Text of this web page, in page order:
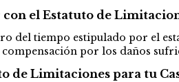
el Estatuto de
del tiempo estipulado por el
por los daños
de Limitaciones para tu